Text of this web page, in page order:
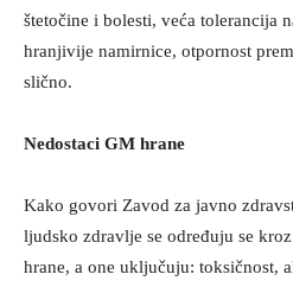
štetočine i bolesti, veća tolerancija
hranjivije namirnice, otpornost
slično.
Nedostaci GM hrane
Kako govori Zavod za javno
ljudsko zdravlje se određuju se
hrane, a one uključuju: toksičnost,